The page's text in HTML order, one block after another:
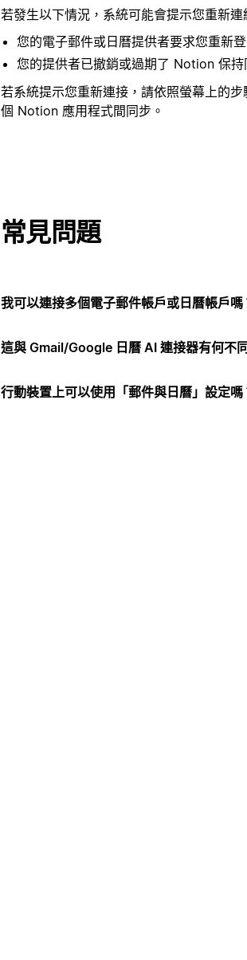
若發生以下情況，系統可能會提示您重新連
您的電子郵件或日曆提供者要求您重新
您的提供者已撤銷或過期了 Notion 保持
若系統提示您重新連接，請依照螢幕上的
個 Notion 應用程式間同步。
常見問題
我可以連接多個電子郵件帳戶或日曆帳戶嗎
這與 Gmail/Google 日曆 AI 連接器有何不
行動裝置上可以使用「郵件與日曆」設定嗎